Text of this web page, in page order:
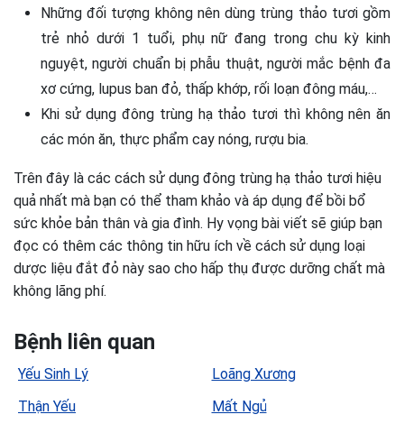
Những đối tượng không nên dùng trùng thảo tươi gồm
trẻ nhỏ dưới 1 tuổi, phụ nữ đang trong chu kỳ kinh
nguyệt, người chuẩn bị phẫu thuật, người mắc bệnh đa
xơ cứng, lupus ban đỏ, thấp khớp, rối loạn đông máu,…
Khi sử dụng đông trùng hạ thảo tươi thì không nên ăn
các món ăn, thực phẩm cay nóng, rượu bia.
Trên đây là các cách sử dụng đông trùng hạ thảo tươi hiệu
quả nhất mà bạn có thể tham khảo và áp dụng để bồi bổ
sức khỏe bản thân và gia đình. Hy vọng bài viết sẽ giúp bạn
đọc có thêm các thông tin hữu ích về cách sử dụng loại
dược liệu đắt đỏ này sao cho hấp thụ được dưỡng chất mà
không lãng phí.
Bệnh liên quan
Yếu Sinh Lý
Thận Yếu
Loãng Xương
Mất Ngủ